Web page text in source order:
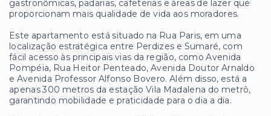
gastronômicas, padarias, cafeterias e áreas de lazer que
proporcionam mais qualidade de vida aos moradores.
Este apartamento está situado na Rua Paris, em uma
localização estratégica entre Perdizes e Sumaré, com
fácil acesso às principais vias da região, como Avenida
Pompéia, Rua Heitor Penteado, Avenida Doutor Arnaldo
e Avenida Professor Alfonso Bovero. Além disso, está a
apenas 300 metros da estação Vila Madalena do metrô,
garantindo mobilidade e praticidade para o dia a dia.